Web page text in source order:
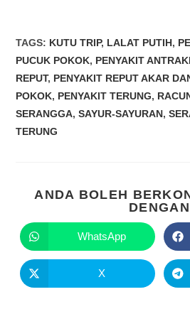
TAGS: KUTU TRIP, LALAT PUTIH,
PUCUK POKOK, PENYAKIT
REPUT, PENYAKIT REPUT AKAR
POKOK, PENYAKIT TERUNG,
SERANGGA, SAYUR-SAYURAN,
TERUNG
ANDA BOLEH
DENGAN
WhatsApp
X